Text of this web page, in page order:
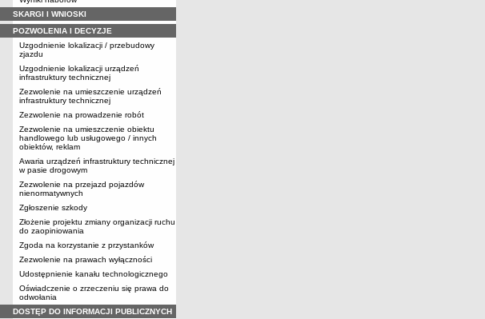
SKARGI I WNIOSKI
POZWOLENIA I DECYZJE
Uzgodnienie lokalizacji / przebudowy
zjazdu
Uzgodnienie lokalizacji urządzeń
infrastruktury technicznej
Zezwolenie na umieszczenie urządzeń
infrastruktury technicznej
Zezwolenie na prowadzenie robót
Zezwolenie na umieszczenie obiektu
handlowego lub usługowego / innych
obiektów, reklam
Awaria urządzeń infrastruktury technicznej
w pasie drogowym
Zezwolenie na przejazd pojazdów
nienormatywnych
Zgłoszenie szkody
Złożenie projektu zmiany organizacji ruchu
do zaopiniowania
Zgoda na korzystanie z przystanków
Zezwolenie na prawach wyłączności
Udostępnienie kanału technologicznego
Oświadczenie o zrzeczeniu się prawa do
odwołania
DOSTĘP DO INFORMACJI PUBLICZNYCH